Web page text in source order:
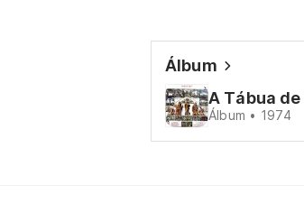
Álbum
A Tábua
Álbum • 1974